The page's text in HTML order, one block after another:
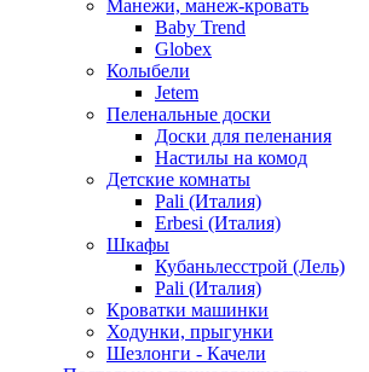
Манежи, манеж-кровать
Baby Trend
Globex
Колыбели
Jetem
Пеленальные доски
Доски для пеленания
Настилы на комод
Детские комнаты
Pali (Италия)
Erbesi (Италия)
Шкафы
Кубаньлесстрой (Лель)
Pali (Италия)
Кроватки машинки
Ходунки, прыгунки
Шезлонги - Качели